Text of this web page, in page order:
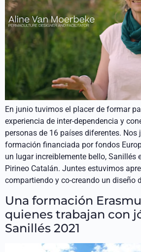
En junio tuvimos el placer de formar
experiencia de inter-dependencia y
personas de 16 países diferentes. Nos
formación financiada por fondos
un lugar increiblemente bello, Sanillés
Pirineo Catalán. Juntes estuvimos
compartiendo y co-creando un diseño
Una formación
quienes trabajan con
Sanillés 2021